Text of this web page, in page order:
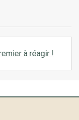
à réagir !